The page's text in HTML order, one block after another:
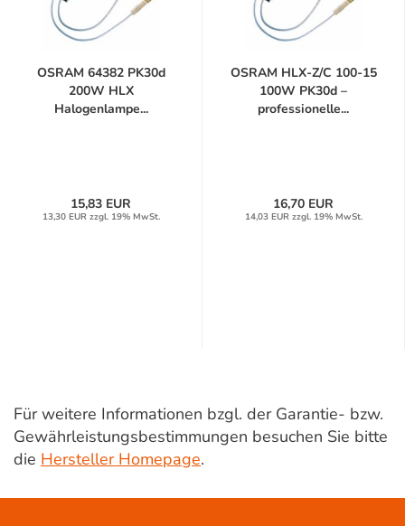
OSRAM 64382 PK30d
200W HLX
Halogenlampe...
15,83 EUR
13,30 EUR zzgl. 19% MwSt.
OSRAM HLX-Z/C 100-15
100W PK30d –
professionelle...
16,70 EUR
14,03 EUR zzgl. 19% MwSt.
Für weitere Informationen bzgl. der Garantie- bzw.
Gewährleistungsbestimmungen besuchen Sie bitte
die Hersteller Homepage.